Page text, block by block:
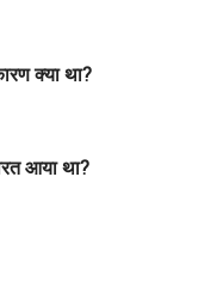
क्या था?
आया था?